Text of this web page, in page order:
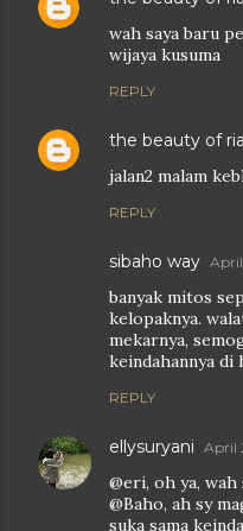
wah saya baru
wijaya kusuma
REPLY
the beauty of
jalan2 malam
REPLY
sibaho way April
banyak mitos
kelopaknya.
mekarnya,
keindahannya di
REPLY
ellysuryani April
@eri, oh ya,
@Baho, ah sy
suka sama